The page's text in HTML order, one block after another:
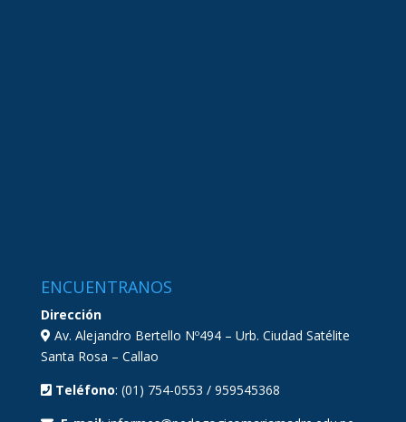
ENCUENTRANOS
Dirección
Av. Alejandro Bertello Nº494 – Urb. Ciudad Satélite
Santa Rosa – Callao
Teléfono: (01) 754-0553 / 959545368